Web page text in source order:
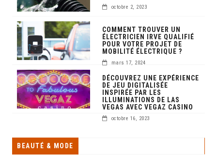
octobre 2, 2023
COMMENT TROUVER UN
ÉLECTRICIEN IRVE QUALIFIÉ
POUR VOTRE PROJET DE
MOBILITÉ ÉLECTRIQUE ?
mars 17, 2024
DÉCOUVREZ UNE EXPÉRIENCE
DE JEU DIGITALISÉE
INSPIRÉE PAR LES
ILLUMINATIONS DE LAS
VEGAS AVEC VEGAZ CASINO
octobre 16, 2023
BEAUTÉ & MODE